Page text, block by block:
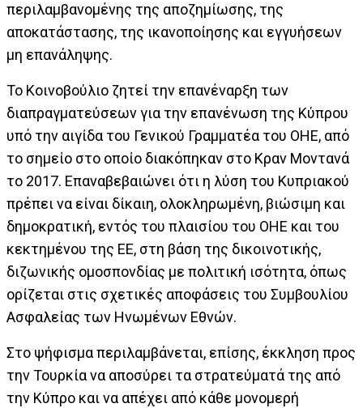
περιλαμβανομένης της αποζημίωσης, της
αποκατάστασης, της ικανοποίησης και εγγυήσεων
μη επανάληψης.
Το Κοινοβούλιο ζητεί την επανέναρξη των
διαπραγματεύσεων για την επανένωση της Κύπρου
υπό την αιγίδα του Γενικού Γραμματέα του ΟΗΕ, από
το σημείο στο οποίο διακόπηκαν στο Κραν Μοντανά
το 2017. Επαναβεβαιώνει ότι η λύση του Κυπριακού
πρέπει να είναι δίκαιη, ολοκληρωμένη, βιώσιμη και
δημοκρατική, εντός του πλαισίου του ΟΗΕ και του
κεκτημένου της ΕΕ, στη βάση της δικοινοτικής,
διζωνικής ομοσπονδίας με πολιτική ισότητα, όπως
ορίζεται στις σχετικές αποφάσεις του Συμβουλίου
Ασφαλείας των Ηνωμένων Εθνών.
Στο ψήφισμα περιλαμβάνεται, επίσης, έκκληση προς
την Τουρκία να αποσύρει τα στρατεύματά της από
την Κύπρο και να απέχει από κάθε μονομερή